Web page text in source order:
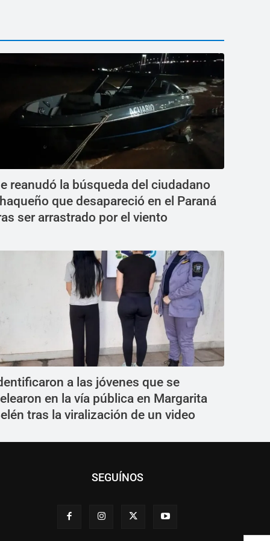
reanudó la búsqueda del ciudadano
que desapareció en el Paraná
ser arrastrado por el viento
a las jóvenes que se
en la vía pública en Margarita
tras la viralización de un video
SEGUÍNOS